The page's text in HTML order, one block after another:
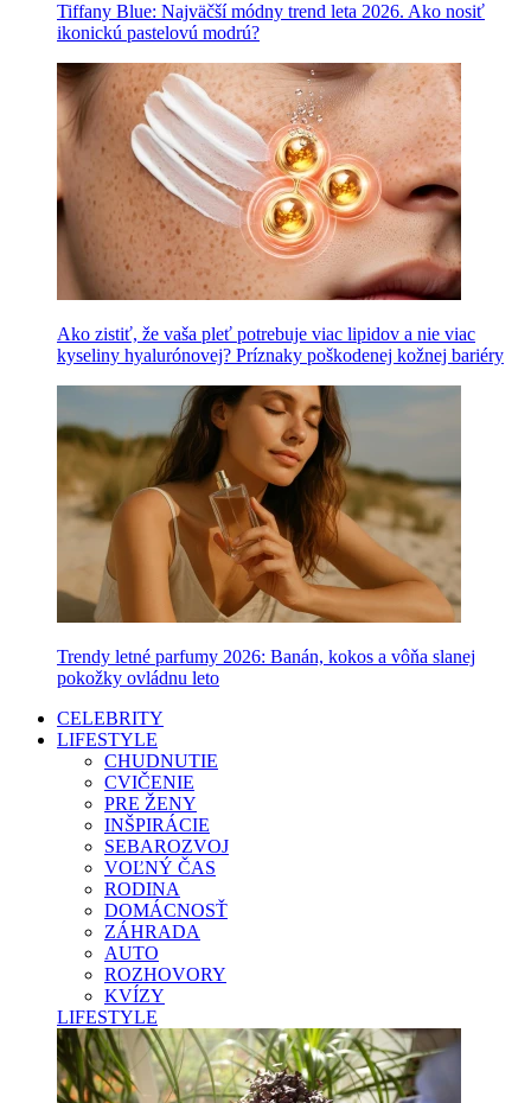
Tiffany Blue: Najväčší módny trend leta 2026. Ako nosiť
ikonickú pastelovú modrú?
Ako zistiť, že vaša pleť potrebuje viac lipidov a nie viac
kyseliny hyalurónovej? Príznaky poškodenej kožnej bariéry
Trendy letné parfumy 2026: Banán, kokos a vôňa slanej
pokožky ovládnu leto
CELEBRITY
LIFESTYLE
CHUDNUTIE
CVIČENIE
PRE ŽENY
INŠPIRÁCIE
SEBAROZVOJ
VOĽNÝ ČAS
RODINA
DOMÁCNOSŤ
ZÁHRADA
AUTO
ROZHOVORY
KVÍZY
LIFESTYLE